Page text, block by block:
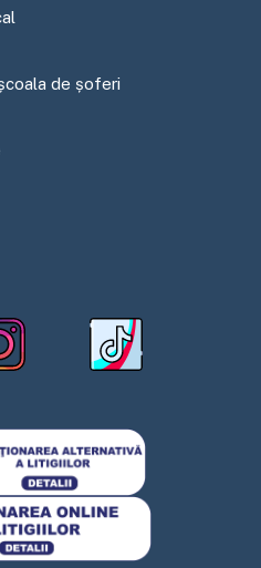
de șoferi